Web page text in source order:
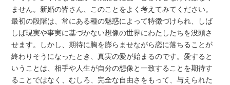
ません。新婚の皆さん、このことをよく考えてみてください。
最初の段階は、常にある種の魅惑によって特徴づけられ、しば
しば現実や事実に基づかない想像の世界にわたしたちを没頭さ
せます。しかし、期待に胸を膨らませながら恋に落ちることが
終わりそうになったとき、真実の愛が始まるのです。愛すると
いうことは、相手や人生が自分の想像と一致することを期待す
ることではなく、むしろ、完全な自由さをもって、与えられた